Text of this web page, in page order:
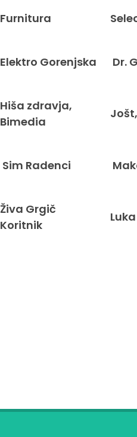
Furnitura
Elektro Gorenjska Dr.
Hiša zdravja,
Bimedia
Sim Radenci
Živa Grgič
Koritnik